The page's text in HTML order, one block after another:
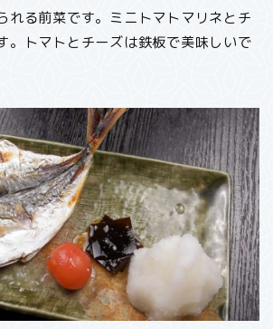
れる前菜です。ミニトマトマリネとチ
。トマトとチーズは鉄板で美味しいで